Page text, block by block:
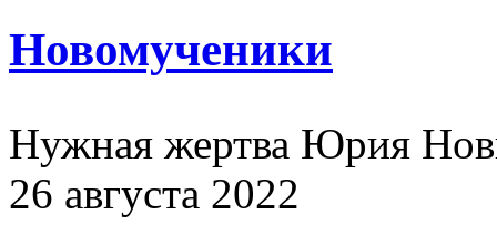
Новомученики
Нужная жертва Юрия
26 августа 2022